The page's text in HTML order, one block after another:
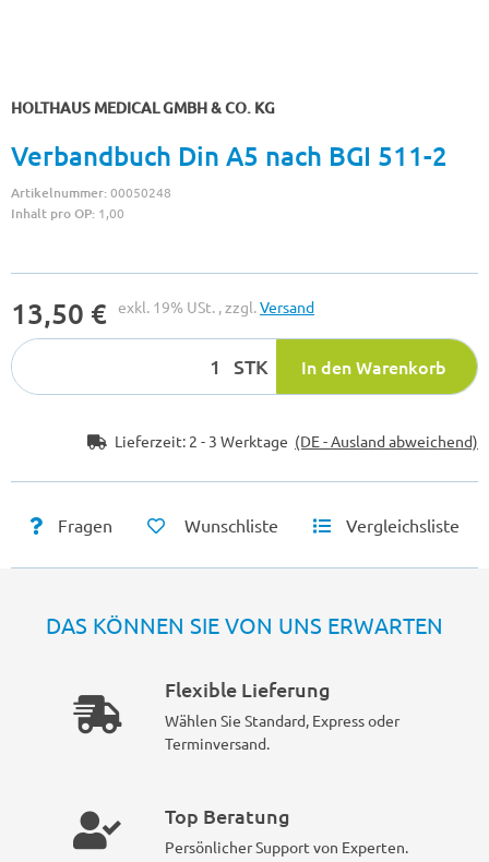
HOLTHAUS MEDICAL GMBH & CO. KG
Verbandbuch Din A5 nach BGI 511-2
Artikelnummer:00050248
Inhalt pro OP: 1,00
13,50 € exkl. 19% USt. , zzgl.Versand
STK In den Warenkorb
Lieferzeit: 2 - 3 Werktage (DE - Ausland abweichend)
Fragen Wunschliste Vergleichsliste
DAS KÖNNEN SIE VON UNS ERWARTEN
Flexible Lieferung
Wählen Sie Standard, Express oder
Terminversand.
Top Beratung
Persönlicher Support von Experten.